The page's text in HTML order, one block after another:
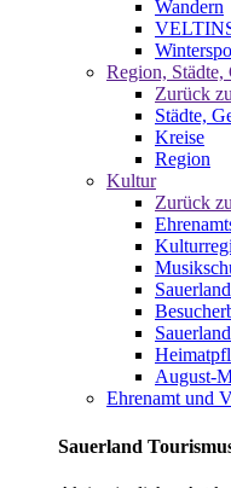
Wandern
Region, Städte,
Zurück
Städte,
Kreise
Region
Kultur
Zurück
August-
Ehrenamt und
Sauerland